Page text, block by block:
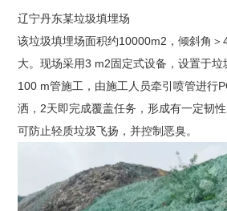
辽宁丹东某垃圾填埋场
该垃圾填埋场面积约10000m2，倾斜角＞
大。现场采用3 m2固定式设备，设置于
100 m管施工，由施工人员牵引喷管进行
洒，2天即完成覆盖任务，形成有一定韧
可防止轻质垃圾飞扬，并控制恶臭。